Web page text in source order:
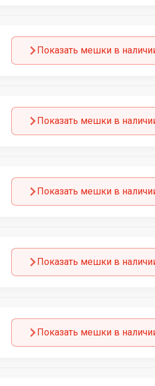
Показать мешки в
Показать мешки в
Показать мешки в
Показать мешки в
Показать мешки в